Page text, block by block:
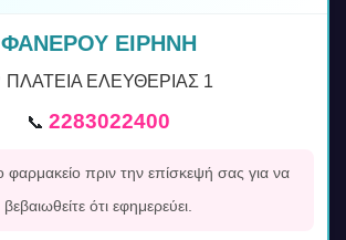
ΦΑΝΕΡΟΥ ΕΙΡΗΝΗ
ΠΛΑΤΕΙΑ ΕΛΕΥΘΕΡΙΑΣ 1
📞 2283022400
φαρμακείο πριν την επίσκεψή σας για να
βεβαιωθείτε ότι εφημερεύει.